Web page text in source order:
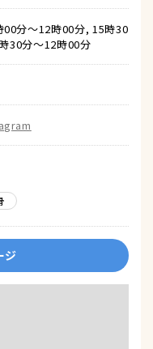
分～12時00分, 15時30
30分～12時00分
ジ